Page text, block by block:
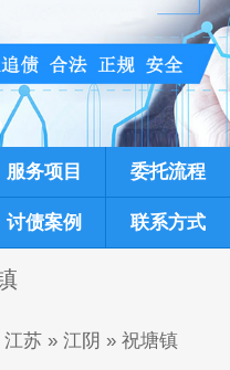
服务项目 委托流程
讨债案例 联系方式
江苏» 江阴 » 祝塘镇